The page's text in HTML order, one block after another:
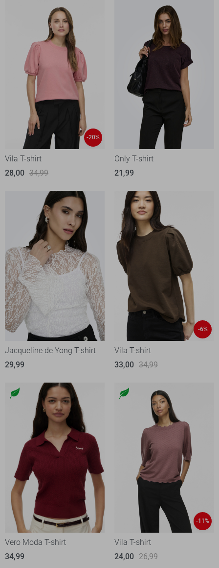
-20%
Vila T-shirt
28,00 34,99
Only T-shirt
21,99
Jacqueline de Yong T-shirt
29,99
-6%
Vila T-shirt
33,00 34,99
Vero Moda T-shirt
34,99
-11%
Vila T-shirt
24,00 26,99